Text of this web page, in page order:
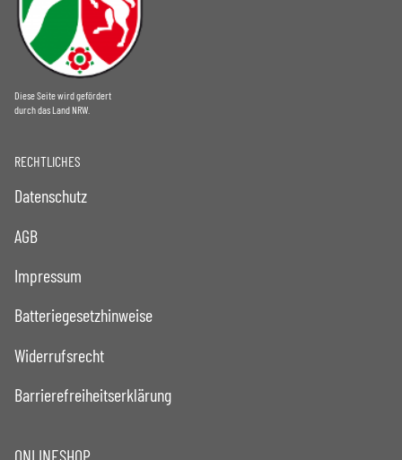
Diese Seite wird gefördert
durch das Land NRW.
RECHTLICHES
Datenschutz
AGB
Impressum
Batteriegesetzhinweise
Widerrufsrecht
Barrierefreiheitserklärung